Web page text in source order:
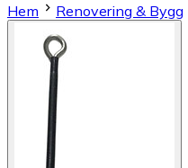
Hem
Renovering & Bygg